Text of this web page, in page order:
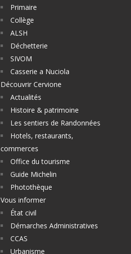
Primaire
Collège
ALSH
Déchetterie
SIVOM
Casserie a Nuciola
Découvrir Cervione
Actualités
Histoire & patrimoine
Les sentiers de Randonnées
Hotels, restaurants,
commerces
Office du tourisme
Guide Michelin
Photothèque
Vous informer
État civil
Démarches Administratives
CCAS
Urbanisme